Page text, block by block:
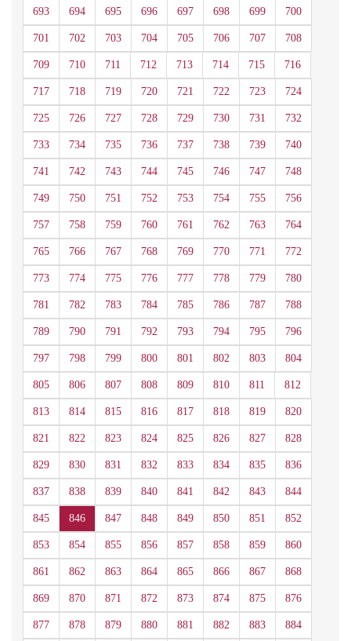
693 694 695 696 697 698 699 700
701 702 703 704 705 706 707 708
709 710 711 712 713 714 715 716
717 718 719 720 721 722 723 724
725 726 727 728 729 730 731 732
733 734 735 736 737 738 739 740
741 742 743 744 745 746 747 748
749 750 751 752 753 754 755 756
757 758 759 760 761 762 763 764
765 766 767 768 769 770 771 772
773 774 775 776 777 778 779 780
781 782 783 784 785 786 787 788
789 790 791 792 793 794 795 796
797 798 799 800 801 802 803 804
805 806 807 808 809 810 811 812
813 814 815 816 817 818 819 820
821 822 823 824 825 826 827 828
829 830 831 832 833 834 835 836
837 838 839 840 841 842 843 844
845 846 847 848 849 850 851 852
853 854 855 856 857 858 859 860
861 862 863 864 865 866 867 868
869 870 871 872 873 874 875 876
877 878 879 880 881 882 883 884